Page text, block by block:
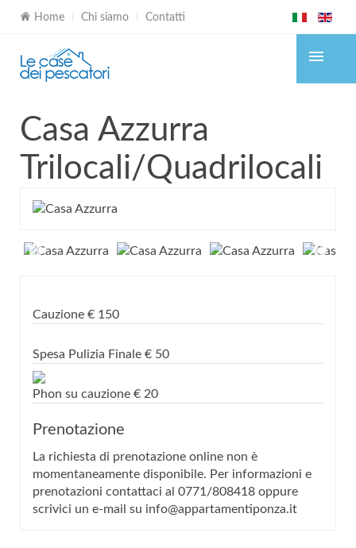
Home Chi siamo Contatti
Casa Azzurra
Trilocali/Quadrilocali
Cauzione € 150
Spesa Pulizia Finale € 50
Phon su cauzione € 20
Prenotazione
La richiesta di prenotazione online non è
momentaneamente disponibile. Per informazioni e
prenotazioni contattaci al 0771/808418 oppure
scrivici un e-mail su info@appartamentiponza.it